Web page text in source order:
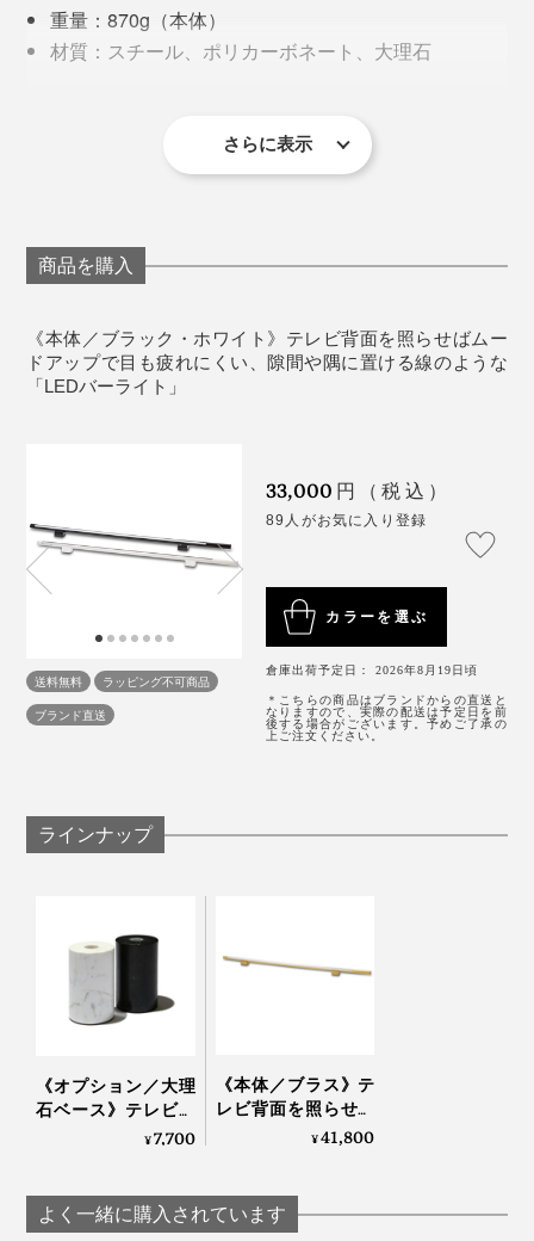
付属のリモコンやアプリで、明るさや色温度（2800、
6500K）を自分好みに細かく設定できるから、部屋の雰
囲気や気分、映像の世界観に合わせて調節できます。
背後を照らすと、まるでテレビモニターが浮かんでいる
かのような立体感が生まれ、非日常のシアター空間にい
Scene4：ギャラリー・アパレルショップ風に
棚の上段に設置して、天井を照らせばギャラリーやアパ
温かみのあるオレンジ光で、寝る前のリラックス空間を
整えたいなら、ベッドのヘッドボードや足元に設置を。
日の入りに近いオレンジの電球色・2700K〜正午の太陽
の光に近い昼白色の光・6500Kまで、200K単位で色味
電球色は最大1100ルーメン、昼白色は最大1300ルーメ
直感的にわかりやすいシーン別のイラストアイコンボタ
リラックスモード（マグカップマーク）
明るさ50％、色温度2800K
明るさ100％、色温度5000K
ナイトモード（三日月マーク）
明るさ1％、色温度4600K
エコモード（リーフマーク）
点灯している明るさから光量を30％減らします。押
気づけば、「アレ、今何て言った？」「なんで別のシー
部屋の灯りを消すと、今度はテレビの発光が目に刺さっ
そんな時、この「バーライト」が我が家にやって来て、
イティングってムードだけかな？と半信半疑でしたが、
とんでもなかった。
る！これぞ、“没入シアターライト”だなと感動。
ン。部屋のムードもぐんとアップして、またひとつ家時
間が好きになりました。
重量：870g（本体）
材質：スチール、ポリカーボネート、大理石
色温度：2800ケルビン（電球色）〜6500ケルビン
定格寿命：約20,000時間
節）、メモリー機能、タイマー機能（1時間単位で
ON・OFF最大12時間まで）
付属品：専用リモコン（単4電池×2 電池別売）
※スマートフォンAPP「ROOM SWITCH」対応 （アプリの接続にはWi-fi環
境が必要です。2.4GHz帯の電波に対応しております。5GHz帯の電波には
対応しておりません。お手持ちのルーターにて電波の種類、接続方法をご
確認下さい。）
※LED一体型のためLED交換は出来ません。1日6時間の点灯で約3,300日使
用できます。
※照明器具には寿命があり、使用環境によって異なりますが約8〜10年で
す。外観に変化がなくても内部は劣化しますので8年ほど経って点灯しなく
なった場合は買い替えをおすすめします。寿命期間内で点灯しなくなった
さらに表示
商品を購入
《本体／ブラック・ホワイト》テレビ背面を照らせばムー
ドアップで目も疲れにくい、隙間や隅に置ける線のような
「LEDバーライト」
送料無料
ラッピング不可商品
ブランド直送
33,000 円（税込）
89人がお気に入り登録
カラーを選ぶ
倉庫出荷予定日： 2026年8月19日頃
＊こちらの商品はブランドからの直送と
なりますので、実際の配送は予定日を前
後する場合がございます。予めご了承の
上ご注文ください。
ラインナップ
《オプション／大理
石ベース》テレビ背
面を照らせばムード
けるLEDバーライト
専用「タテ置きベー
¥7,700
《本体／ブラス》テ
レビ背面を照らせば
ムードアップで目も
な「LEDバーライ
ト」
¥41,800
よく一緒に購入されています